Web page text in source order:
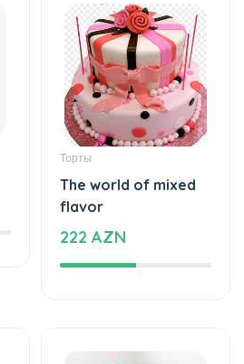
Торты
The world of mixed
flavor
222 AZN